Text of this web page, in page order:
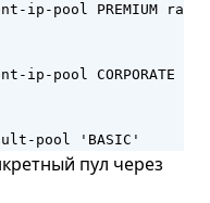
ip-pool PREMIUM
ip-pool CORPORATE
pool 'BASIC'
пул через